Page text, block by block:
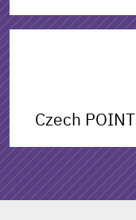
Czech POINT